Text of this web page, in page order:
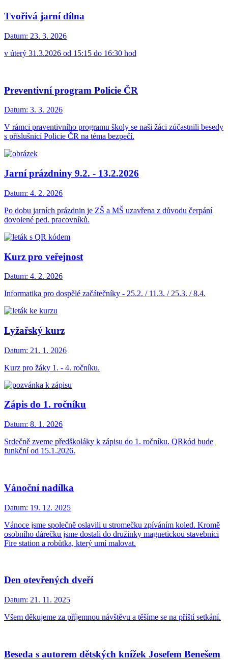
Tvořivá jarní dílna
Datum: 23. 3. 2026
v úterý 31.3.2026 od 15:15 do 16:30 hod
Preventivní program Policie ČR
Datum: 3. 3. 2026
V rámci praventivního programu školy se naši žáci zúčastnili besedy
s příslušnicí Policie ČR na téma bezpečí.
Jarní prázdniny 9.2. - 13.2.2026
Datum: 4. 2. 2026
Po dobu jarních prázdnin je ZŠ a MŠ uzavřena z důvodu čerpání
dovolené ped. pracovníků.
Kurz pro veřejnost
Datum: 4. 2. 2026
Informatika pro dospělé začátečníky - 25.2. / 11.3. / 25.3. / 8.4.
Lyžařský kurz
Datum: 21. 1. 2026
Kurz pro žáky 1. - 4. ročníku.
Zápis do 1. ročníku
Datum: 8. 1. 2026
Srdečně zveme předškoláky k zápisu do 1. ročníku. QRkód bude
funkční od 15.1.2026.
Vánoční nadílka
Datum: 19. 12. 2025
Vánoce jsme společně oslavili u stromečku zpíváním koled. Kromě
osobního dárečku jsme dostali do družinky magnetickou stavebnici
Fire station a robůtka, který umí malovat.
Den otevřených dveří
Datum: 21. 11. 2025
Všem děkujeme za příjemnou návštěvu a těšíme se na příští setkání.
Beseda s autorem dětských knížek Josefem Benešem